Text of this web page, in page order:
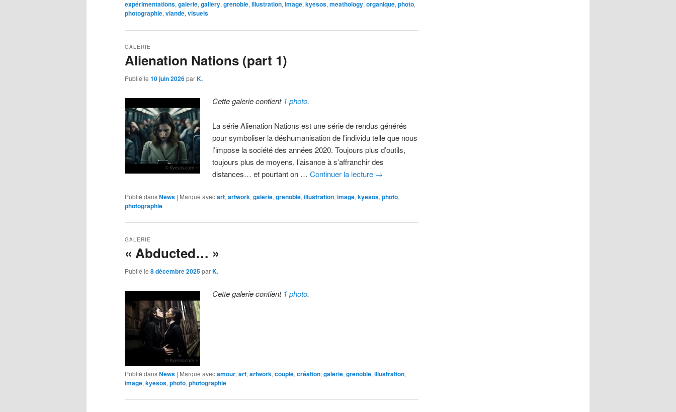
expérimentations, galerie, gallery, grenoble, illustration, image, kyesos, meathology, organique, photo,
photographie, viande, visuels
Alienation Nations (part 1)
GALERIE
Publié le 10 juin 2026parK.
Cette galerie contient 1 photo.
La série Alienation Nations est une série de rendus générés
pour symboliser la déshumanisation de l’individu telle que nous
l’impose la société des années 2020. Toujours plus d’outils,
toujours plus de moyens, l’aisance à s’affranchir des
distances… et pourtant on …Continuer la lecture →
Publié dansNews | Marqué avecart, artwork, galerie, grenoble, illustration, image, kyesos, photo,
photographie
« Abducted… »
GALERIE
Publié le 8 décembre 2025parK.
Cette galerie contient 1 photo.
Publié dansNews | Marqué avecamour, art, artwork, couple, création, galerie, grenoble, illustration,
image, kyesos, photo, photographie